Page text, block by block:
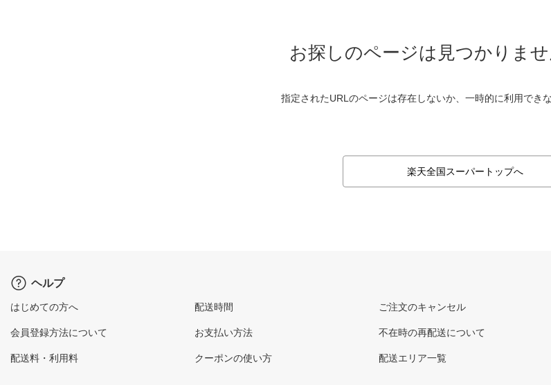
お探しのページは見つかりませ
指定されたURLのページは存在しないか、一時的に利用でき
楽天全国スーパートップへ
ヘルプ
はじめての方へ
会員登録方法について
配送料・利用料
配送時間
お支払い方法
クーポンの使い方
ご注文のキャンセル
不在時の再配送について
配送エリア一覧